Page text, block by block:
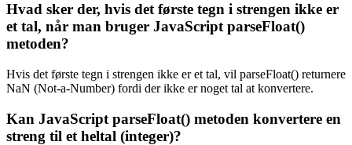
Hvad sker der, hvis det første tegn i strengen ikke er
et tal, når man bruger JavaScript parseFloat()
metoden?
Hvis det første tegn i strengen ikke er et tal, vil parseFloat() returnere
NaN (Not-a-Number) fordi der ikke er noget tal at konvertere.
Kan JavaScript parseFloat() metoden konvertere en
streng til et heltal (integer)?